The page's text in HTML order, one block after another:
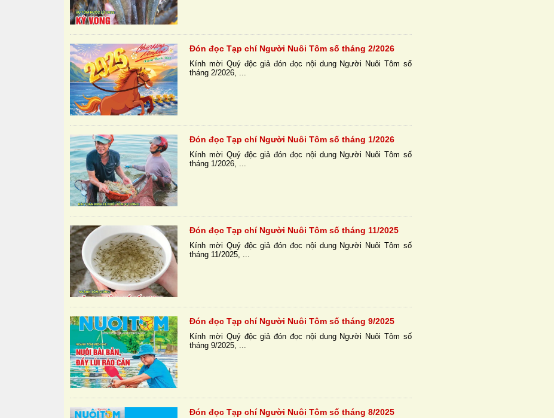
Đón đọc Tạp chí Người Nuôi Tôm số tháng 2/2026
Kính mời Quý độc giả đón đọc nội dung Người Nuôi Tôm số
tháng 2/2026, ...
Đón đọc Tạp chí Người Nuôi Tôm số tháng 1/2026
Kính mời Quý độc giả đón đọc nội dung Người Nuôi Tôm số
tháng 1/2026, ...
Đón đọc Tạp chí Người Nuôi Tôm số tháng 11/2025
Kính mời Quý độc giả đón đọc nội dung Người Nuôi Tôm số
tháng 11/2025, ...
Đón đọc Tạp chí Người Nuôi Tôm số tháng 9/2025
Kính mời Quý độc giả đón đọc nội dung Người Nuôi Tôm số
tháng 9/2025, ...
Đón đọc Tạp chí Người Nuôi Tôm số tháng 8/2025